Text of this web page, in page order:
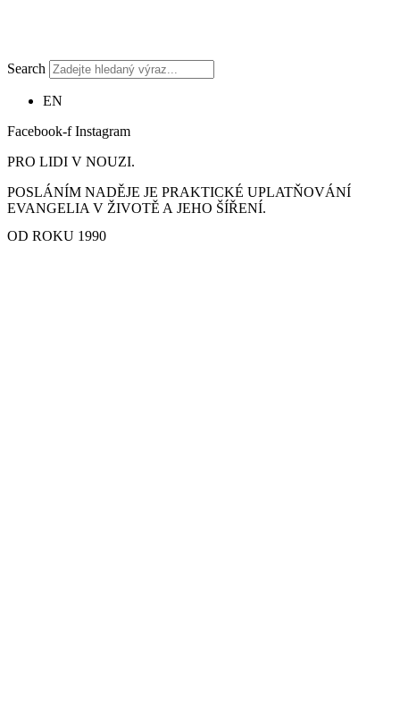
Search
EN
Facebook-f Instagram
PRO LIDI V NOUZI.
POSLÁNÍM NADĚJE JE PRAKTICKÉ UPLATŇOVÁNÍ
EVANGELIA V ŽIVOTĚ A JEHO ŠÍŘENÍ.
OD ROKU 1990